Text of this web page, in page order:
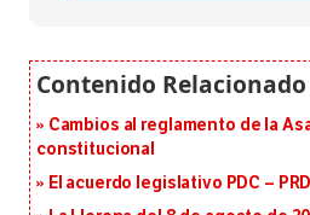
Cambios al reglamento de la
constitucional
El acuerdo legislativo PDC – PRD